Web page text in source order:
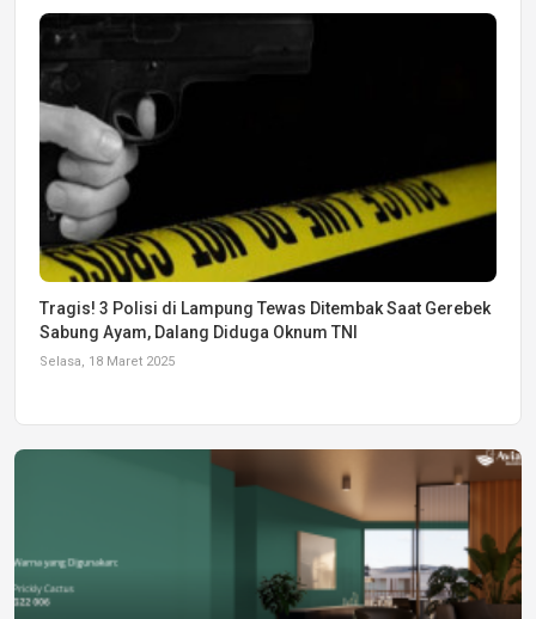
Tragis! 3 Polisi di Lampung Tewas Ditembak Saat Gerebek
Sabung Ayam, Dalang Diduga Oknum TNI
Selasa, 18 Maret 2025